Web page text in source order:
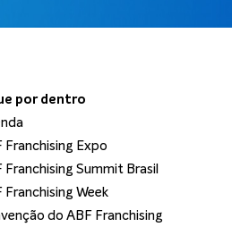
por dentro
Franchising Expo
Franchising Summit Brasil
Franchising Week
do ABF Franchising